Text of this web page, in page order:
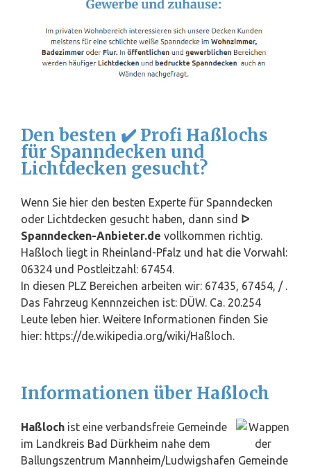
Den besten ✔️ Profi Haßlochs
für Spanndecken und
Lichtdecken gesucht?
Wenn Sie hier den besten Experte für Spanndecken
oder Lichtdecken gesucht haben, dann sind ᐅ
Spanndecken-Anbieter.de vollkommen richtig.
Haßloch liegt in Rheinland-Pfalz und hat die Vorwahl:
06324 und Postleitzahl: 67454.
In diesen PLZ Bereichen arbeiten wir: 67435, 67454, / .
Das Fahrzeug Kennnzeichen ist: DÜW. Ca. 20.254
Leute leben hier. Weitere Informationen finden Sie
hier: https://de.wikipedia.org/wiki/Haßloch.
Informationen über Haßloch
Haßloch ist eine verbandsfreie Gemeinde
im Landkreis Bad Dürkheim nahe dem
Ballungszentrum Mannheim/Ludwigshafen